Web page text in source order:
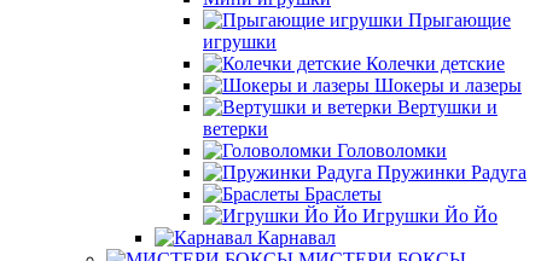
Прыгающие
игрушки
Колечки детские
Шокеры и лазеры
Вертушки и
ветерки
Головоломки
Пружинки Радуга
Браслеты
Игрушки Йо Йо
Карнавал